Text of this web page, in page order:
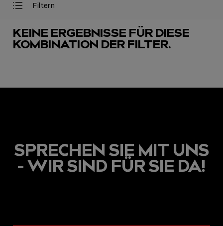
Filter
Filter
Filtern
KEINE ERGEBNISSE FÜR DIESE
KOMBINATION DER FILTER.
SPRECHEN SIE MIT UNS
- WIR SIND FÜR SIE DA!